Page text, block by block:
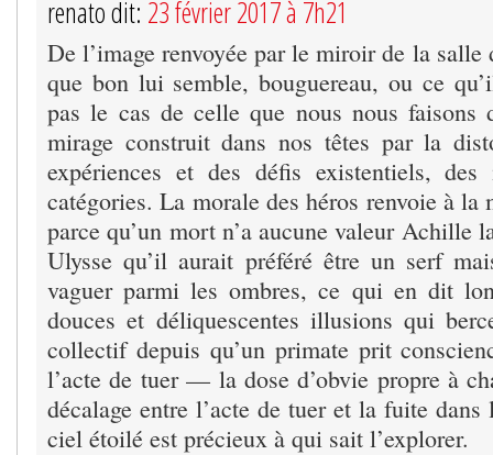
renato dit: 23 février 2017 à 7h21
De l’image renvoyée par le miroir de la salle
que bon lui semble, bouguereau, ou ce
pas le cas de celle que nous nous faisons
mirage construit dans nos têtes par la
expériences et des défis existentiels, des
catégories. La morale des héros renvoie à la
parce qu’un mort n’a aucune valeur Achille
Ulysse qu’il aurait préféré être un serf
vaguer parmi les ombres, ce qui en dit
douces et déliquescentes illusions qui
collectif depuis qu’un primate prit
l’acte de tuer — la dose d’obvie propre à
décalage entre l’acte de tuer et la fuite
ciel étoilé est précieux à qui sait l’explorer.